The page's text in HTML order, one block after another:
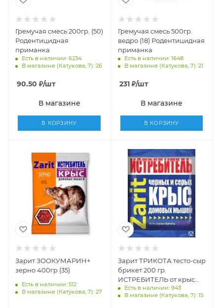
Гремучая смесь 200гр. (50)
Родентицидная
приманка
Есть в наличии: 6234
В магазине (Катукова, 7): 26
90.50 ₽/шт
В магазине
В КОРЗИНУ
Гремучая смесь 500гр.
ведро (18) Родентицидная
приманка
Есть в наличии: 1648
В магазине (Катукова, 7): 21
231₽/шт
В магазине
В КОРЗИНУ
Зарит ЗООКУМАРИН+
зерно 400гр (35)
Есть в наличии: 512
В магазине (Катукова, 7): 27
Зарит ТРИКОТА тесто-сыр
брикет 200 гр.
ИСТРЕБИТЕЛЬ от крыс
(25) 25178
Есть в наличии: 943
В магазине (Катукова, 7): 15